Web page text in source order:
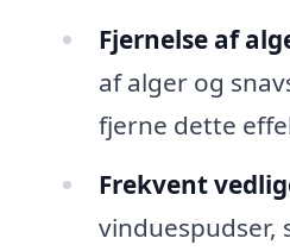
Fjernelse af
af alger og
fjerne dette
Frekvent